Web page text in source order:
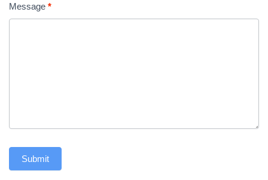
Message *
Submit